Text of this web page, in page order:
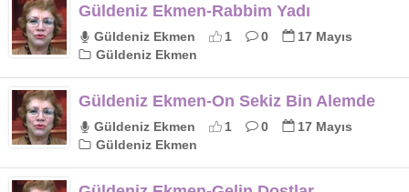
Güldeniz Ekmen-Rabbim Yadı
Güldeniz Ekmen 1 0
17 Mayıs
Güldeniz Ekmen
Güldeniz Ekmen-On Sekiz Bin Alemde
Güldeniz Ekmen 1 0
17 Mayıs
Güldeniz Ekmen